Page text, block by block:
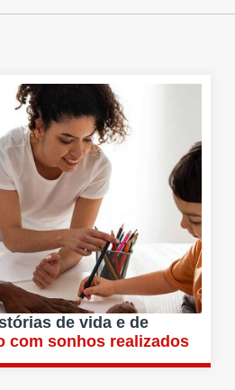
de vida e de
com sonhos realizados